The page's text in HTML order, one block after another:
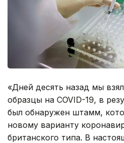
«Дней десять назад мы
образцы на COVID-19, в
был обнаружен штамм,
новому варианту
британского типа. В